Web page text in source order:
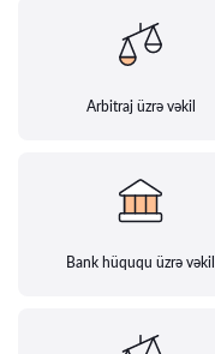
Arbitraj üzrə vəkil
Bank hüququ üzrə vəkil